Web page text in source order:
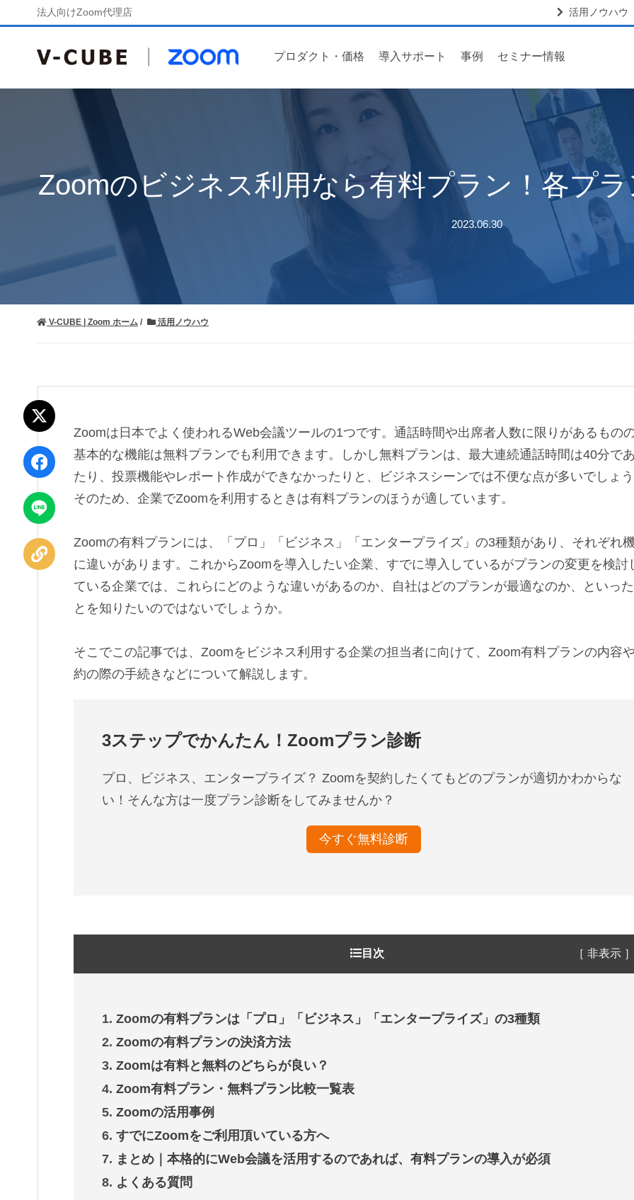
法人向けZoom代理店 活用ノウハウ
プロダクト・価格 導入サポート 事例 セミナー情報
Zoomのビジネス利用なら有料プラン！各プ
2023.06.30
V-CUBE | Zoom ホーム 活用ノウハウ
ポスト
シェア
LINEで
送る
URLを
コピー
Zoomは日本でよく使われるWeb会議ツールの1つです。通話時間や出席者人数に限りがあるもの
基本的な機能は無料プランでも利用できます。しかし無料プランは、最大連続通話時間は40分で
たり、投票機能やレポート作成ができなかったりと、ビジネスシーンでは不便な点が多いでしょ
そのため、企業でZoomを利用するときは有料プランのほうが適しています。
Zoomの有料プランには、「プロ」「ビジネス」「エンタープライズ」の3種類があり、それぞれ
に違いがあります。これからZoomを導入したい企業、すでに導入しているがプランの変更を検討
ている企業では、これらにどのような違いがあるのか、自社はどのプランが最適なのか、といっ
とを知りたいのではないでしょうか。
そこでこの記事では、Zoomをビジネス利用する企業の担当者に向けて、Zoom有料プランの内容
約の際の手続きなどについて解説します。
3ステップでかんたん！Zoomプラン診断
プロ、ビジネス、エンタープライズ？ Zoomを契約したくてもどのプランが適切かわからな
い！そんな方は一度プラン診断をしてみませんか？
今すぐ無料診断
目次 ［ 非表示
Zoomの有料プランは「プロ」「ビジネス」「エンタープライズ」の3種類
Zoomの有料プランの決済方法
Zoomは有料と無料のどちらが良い？
Zoom有料プラン・無料プラン比較一覧表
Zoomの活用事例
すでにZoomをご利用頂いている方へ
まとめ｜本格的にWeb会議を活用するのであれば、有料プランの導入が必須
よくある質問